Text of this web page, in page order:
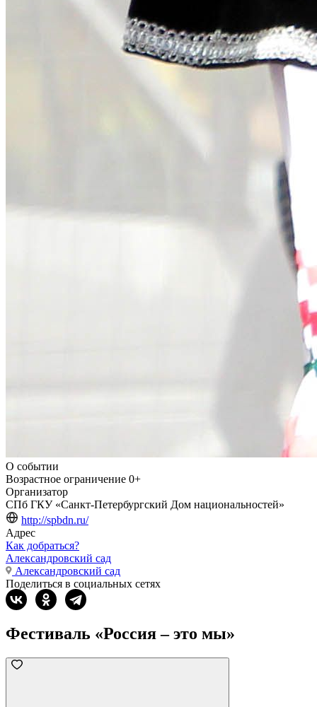
О событии
Возрастное ограничение 0+
Организатор
СПб ГКУ «Санкт-Петербургский Дом национальностей»
http://spbdn.ru/
Адрес
Как добраться?
Александровский сад
Александровский сад
Поделиться в социальных сетях
Фестиваль «Россия – это мы»